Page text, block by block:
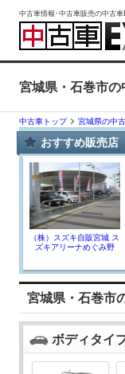
中古車情報･中古車販売の中古車
宮城県・石巻市の
中古車トップ 宮城県の中
おすすめ販売店
（株）スズキ自販宮城 ス
ズキアリーナめぐみ野
宮城県・石巻市
ボディタイ